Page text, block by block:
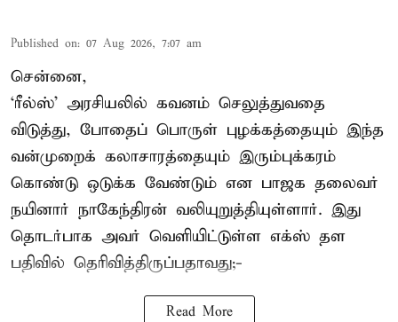
Published on: 07 Aug 2026, 7:07 am
சென்னை,
‘ரீல்ஸ்’ அரசியலில் கவனம் செலுத்துவதை
விடுத்து, போதைப் பொருள் புழக்கத்தையும் இந்த
வன்முறைக் கலாசாரத்தையும் இரும்புக்கரம்
கொண்டு ஒடுக்க வேண்டும் என பாஜக தலைவர்
நயினார் நாகேந்திரன் வலியுறுத்தியுள்ளார். இது
தொடர்பாக அவர் வெளியிட்டுள்ள எக்ஸ் தள
பதிவில் தெரிவித்திருப்பதாவது;-
Read More